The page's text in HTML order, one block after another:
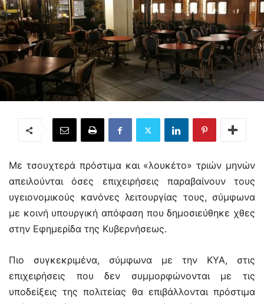
Με τσουχτερά πρόστιμα και «λουκέτο» τριών μηνών
απειλούνται όσες επιχειρήσεις παραβαίνουν τους
υγειονομικούς κανόνες λειτουργίας τους, σύμφωνα
με κοινή υπουργική απόφαση που δημοσιεύθηκε χθες
στην Εφημερίδα της Κυβερνήσεως.
Πιο συγκεκριμένα, σύμφωνα με την ΚΥΑ, στις
επιχειρήσεις που δεν συμμορφώνονται με τις
υποδείξεις της πολιτείας θα επιβάλλονται πρόστιμα